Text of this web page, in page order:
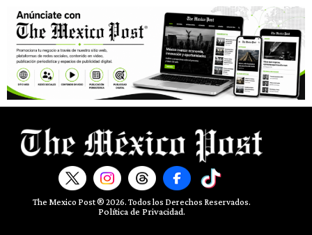
The Mexico Post ® 2026. Todos los Derechos Reservados.​
Política de Privacidad.